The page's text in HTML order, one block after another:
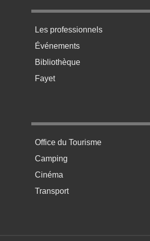
Menu pratique bas de page 3
Les professionnels
Événements
Bibliothèque
Fayet
Menu pratique bas de page 4
Office du Tourisme
Camping
Cinéma
Transport